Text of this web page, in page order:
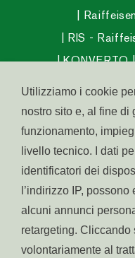
RIS -
KONVERTO
Raiffeisen
Utilizziamo i cookie
nostro sito e, al fine di
funzionamento,
livello tecnico. I dati
identificatori dei
l’indirizzo IP,
alcuni annunci
retargeting. Cliccando
volontariamente al